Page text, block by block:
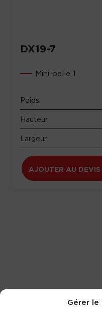
Gérer le
DX19-7
Mini-pelle 1
Poids
Hauteur
Largeur
AJOUTER AU DEVIS